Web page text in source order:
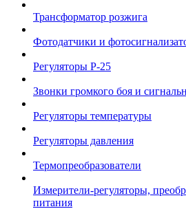
Трансформатор розжига
Фотодатчики и
Регуляторы Р-25
Звонки громкого боя и
Регуляторы температуры
Регуляторы давления
Термопреобразователи
Измерители-регуляторы,
питания